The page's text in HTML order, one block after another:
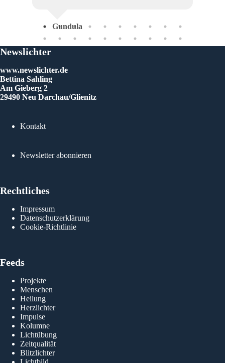
Gundula
Newslichter
www.newslichter.de
Bettina Sahling
Am Gieberg 2
29490 Neu Darchau/Glienitz
Kontakt
Newsletter abonnieren
Rechtliches
Impressum
Datenschutzerklärung
Cookie-Richtlinie
Feeds
Projekte
Menschen
Heilung
Herzlichter
Impulse
Kolumne
Lichtübung
Zeitqualität
Blitzlichter